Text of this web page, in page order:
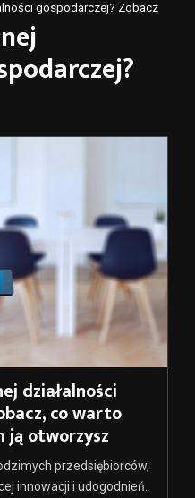
gospodarczej? Zobacz
działalności
co warto
ją otworzysz
przedsiębiorców,
innowacji i udogodnień.